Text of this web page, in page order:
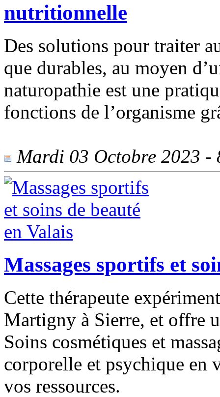
nutritionnelle
Des solutions pour traiter
que durables, au moyen
naturopathie est une
fonctions de l’organisme
Mardi 03 Octobre 2023 -
Massages sportifs et
Cette thérapeute
Martigny à Sierre, et offre
Soins cosmétiques et
corporelle et psychique en
vos ressources.